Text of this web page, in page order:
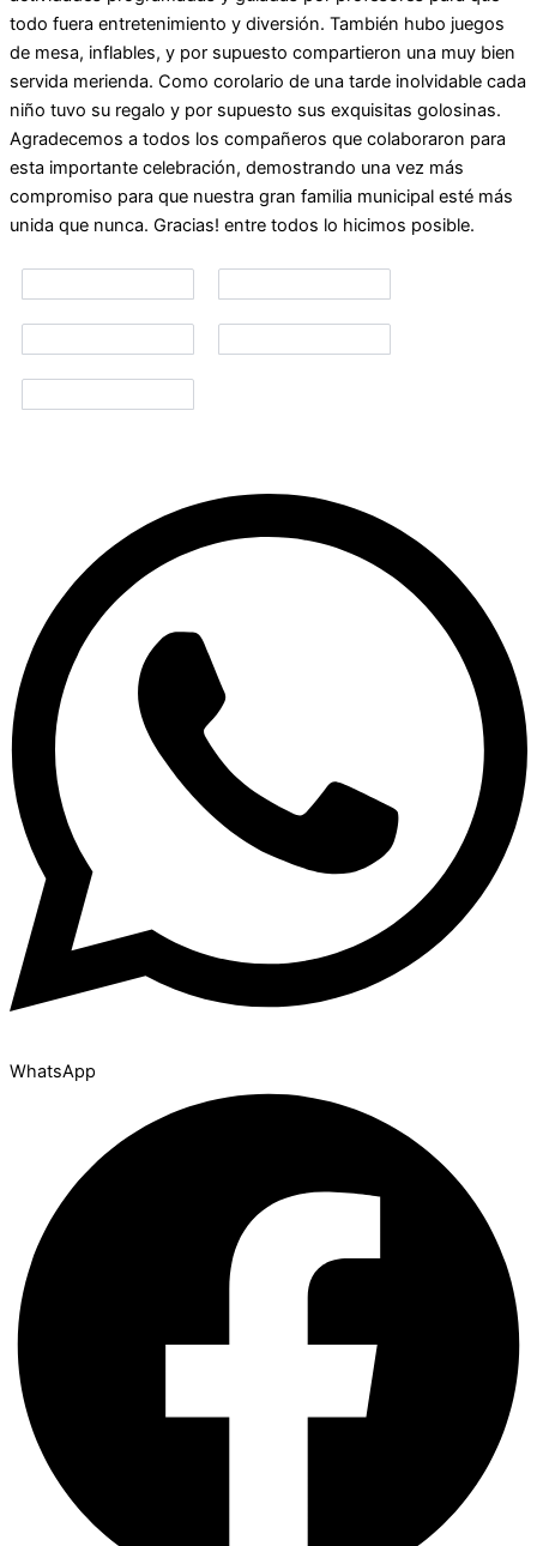
todo fuera entretenimiento y diversión. También hubo juegos
de mesa, inflables, y por supuesto compartieron una muy bien
servida merienda. Como corolario de una tarde inolvidable cada
niño tuvo su regalo y por supuesto sus exquisitas golosinas.
Agradecemos a todos los compañeros que colaboraron para
esta importante celebración, demostrando una vez más
compromiso para que nuestra gran familia municipal esté más
unida que nunca. Gracias! entre todos lo hicimos posible.
WhatsApp